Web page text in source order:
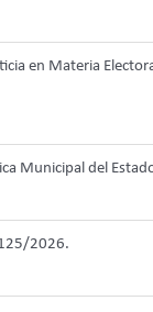
en Materia
Municipal del
2026.